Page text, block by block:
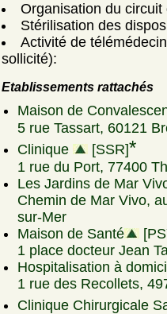
Organisation du circuit
Stérilisation des
Activité de
sollicité):
Etablissements rattachés
Maison de
5 rue Tassart, 60121
Clinique
[SSR]*
1 rue du Port, 77400
Les Jardins de Mar
Chemin de Mar Vivo,
sur-Mer
Maison de Santé
1 place docteur Jean
Hospitalisation à
1 rue des Recollets,
Clinique Chirurgicale